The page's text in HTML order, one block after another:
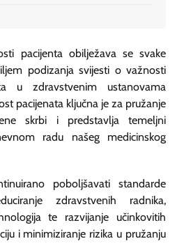
pacijenta obilježava se svake
podizanja svijesti o važnosti
u zdravstvenim ustanovama
pacijenata ključna je za pružanje
skrbi i predstavlja temeljni
radu našeg medicinskog
poboljšavati standarde
zdravstvenih radnika,
te razvijanje učinkovitih
i minimiziranje rizika u pružanju